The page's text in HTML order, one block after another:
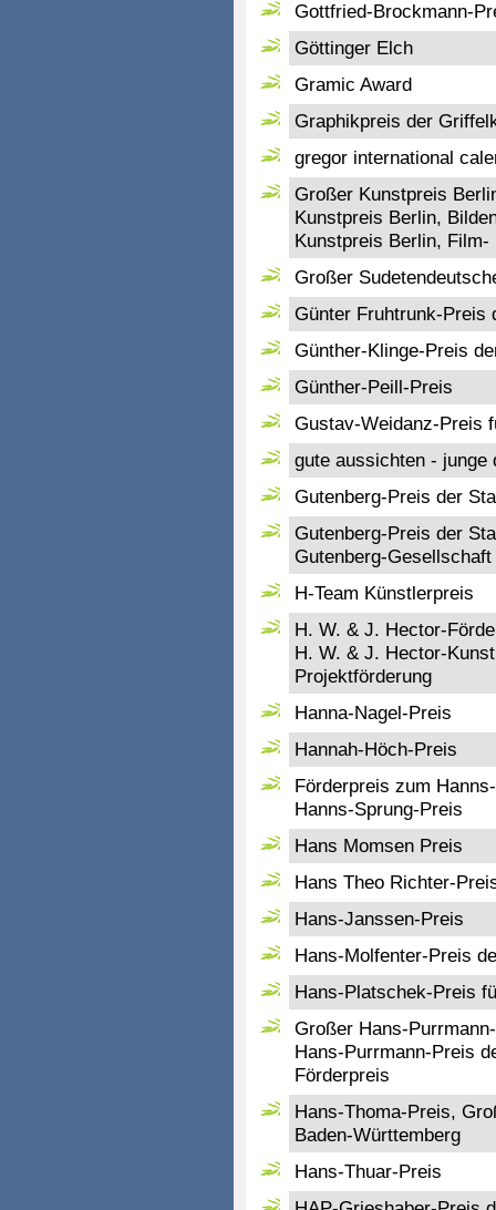
Gottfried-Brockmann-
Göttinger Elch
Gramic Award
Graphikpreis der
gregor international
Großer Kunstpreis
Kunstpreis Berlin,
Kunstpreis Berlin, Film-
Großer
Günter Fruhtrunk-Preis
Günther-Klinge-Preis
Günther-Peill-Preis
Gustav-Weidanz-Preis
gute aussichten - junge
Gutenberg-Preis der
Gutenberg-Preis der
Gutenberg-Gesellschaft
H-Team Künstlerpreis
H. W. & J. Hector-
H. W. & J. Hector-
Projektförderung
Hanna-Nagel-Preis
Hannah-Höch-Preis
Förderpreis zum
Hanns-Sprung-Preis
Hans Momsen Preis
Hans Theo Richter-
Hans-Janssen-Preis
Hans-Molfenter-Preis
Hans-Platschek-Preis
Großer Hans-
Hans-Purrmann-Preis
Förderpreis
Hans-Thoma-Preis,
Baden-Württemberg
Hans-Thuar-Preis